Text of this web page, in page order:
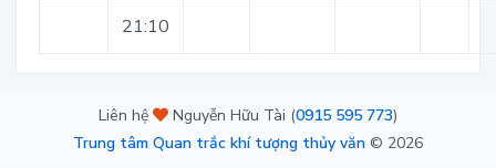
21:10
Liên hệ Nguyễn Hữu Tài (0915 595 773)
Trung tâm Quan trắc khí tượng thủy văn © 2026